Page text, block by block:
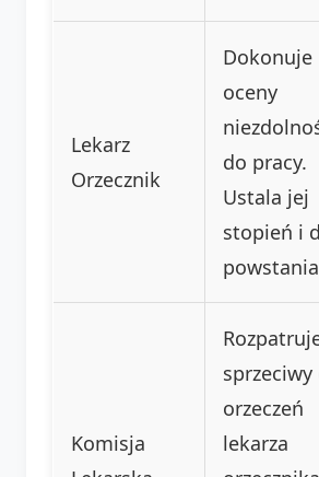
Lekarz
Orzecznik
Dokonuje
oceny
do pracy.
Ustala jej
stopień i
Komisja
sprzeciwy
orzeczeń
lekarza